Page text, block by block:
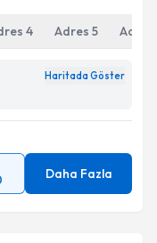
4 Adres 5 Adres
Haritada Göster
Daha Fazla